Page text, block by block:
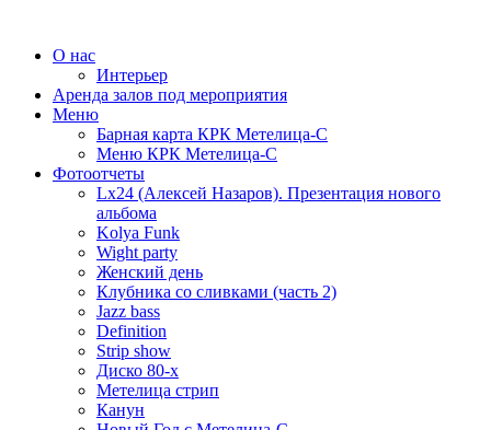
О нас
Интерьер
Аренда залов под мероприятия
Меню
Барная карта КРК Метелица-С
Меню КРК Метелица-С
Фотоотчеты
Lx24 (Алексей Назаров). Презентация нового
альбома
Kolya Funk
Wight party
Женский день
Клубника со сливками (часть 2)
Jazz bass
Definition
Strip show
Диско 80-х
Метелица стрип
Канун